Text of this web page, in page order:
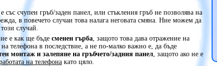
със счупен гръб/заден панел, или стъкления гръб не позволява на
в повечето случаи това налага неговата смяна. Ние можем да
случай.
е как ще бъде сменен гърба, защото това дава отражение на
на телефона в последствие, а не по-малко важно е, да бъде
монтаж и залепяне на гръбчето/задния панел, защото ако не е
на телефона като цяло.